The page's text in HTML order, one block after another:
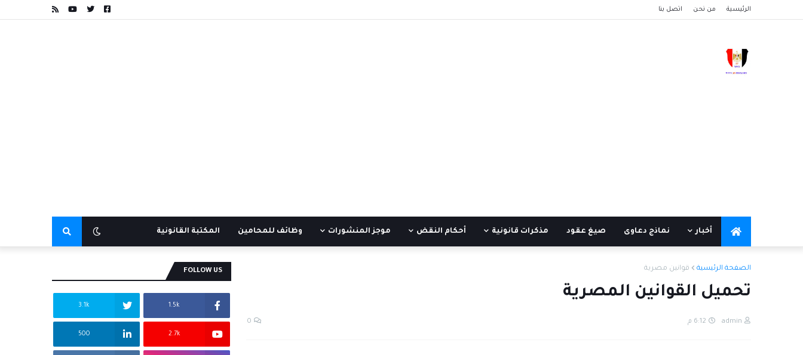
الرئيسية من نحن اتصل بنا
أخبار نماذج دعاوى صيغ عقود مذكرات قانونية أحكام النقض موجز المنشورات وظائف للمحامين المكتبة القانونية
الصفحة الرئيسية قوانين مصرية
تحميل القوانين المصرية
admin 6:12 م 0
FOLLOW US
1.5k
3.1k
2.7k
500